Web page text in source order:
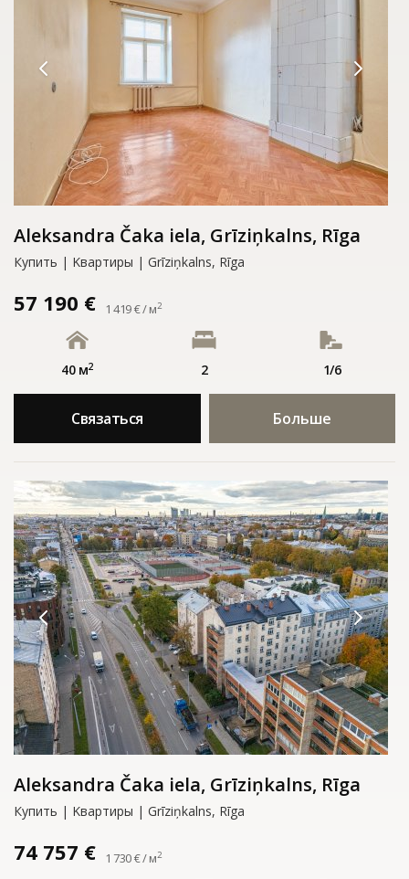
Aleksandra Čaka iela, Grīziņkalns, Rīga
Купить | Kвартиры | Grīziņkalns, Rīga
57 190 € 1 419 € / м2
40 м2 2 1/6
Связаться Больше
Aleksandra Čaka iela, Grīziņkalns, Rīga
Купить | Kвартиры | Grīziņkalns, Rīga
74 757 € 1 730 € / м2